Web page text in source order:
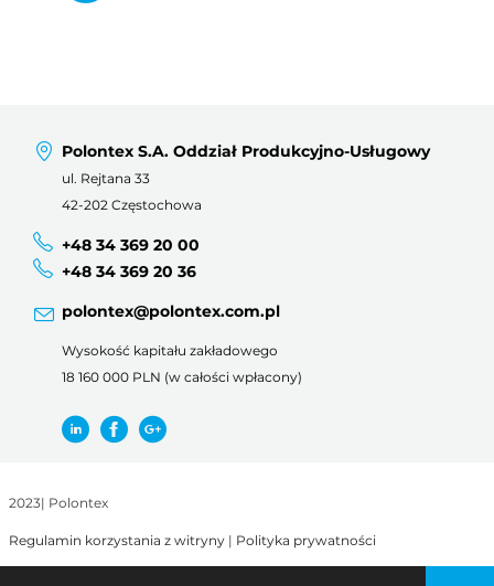
Polontex S.A. Oddział Produkcyjno-Usługowy
ul. Rejtana 33
42-202 Częstochowa
+48 34 369 20 00
+48 34 369 20 36
polontex@polontex.com.pl
Wysokość kapitału zakładowego
18 160 000 PLN (w całości wpłacony)
2023| Polontex
Regulamin korzystania z witryny | Polityka prywatności